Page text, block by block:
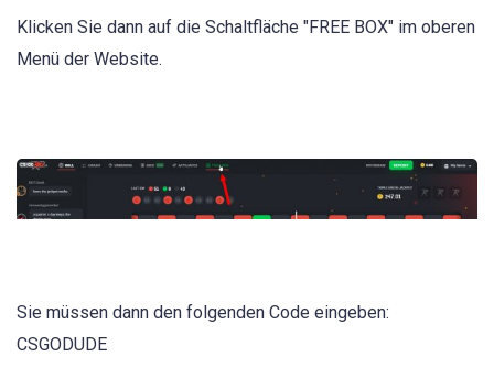
Klicken Sie dann auf die Schaltfläche "FREE BOX" im oberen
Menü der Website.
Sie müssen dann den folgenden Code eingeben:
CSGODUDE